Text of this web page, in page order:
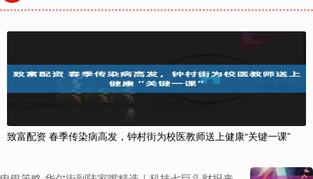
致富配资 春季传染病高发，钟村街为校医教师送上健康“关键一课”